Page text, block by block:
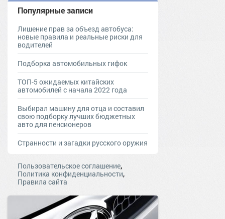
Популярные записи
Лишение прав за объезд автобуса:
новые правила и реальные риски для
водителей
Подборка автомобильных гифок
ТОП-5 ожидаемых китайских
автомобилей с начала 2022 года
Выбирал машину для отца и составил
свою подборку лучших бюджетных
авто для пенсионеров
Странности и загадки русского оружия
Пользовательское соглашение,
Политика конфиденциальности,
Правила сайта